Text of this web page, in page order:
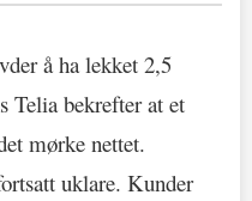
å ha lekket 2,5
Telia bekrefter at et
mørke nettet.
uklare. Kunder